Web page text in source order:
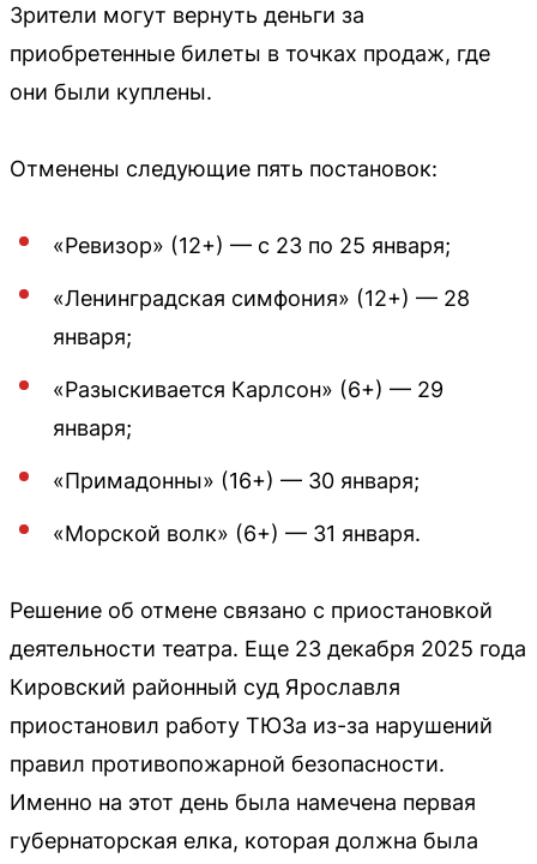
Зрители могут вернуть деньги за
приобретенные билеты в точках продаж, где
они были куплены.
Отменены следующие пять постановок:
«Ревизор» (12+) — с 23 по 25 января;
«Ленинградская симфония» (12+) — 28
января;
«Разыскивается Карлсон» (6+) — 29
января;
«Примадонны» (16+) — 30 января;
«Морской волк» (6+) — 31 января.
Решение об отмене связано с приостановкой
деятельности театра. Еще 23 декабря 2025 года
Кировский районный суд Ярославля
приостановил работу ТЮЗа из-за нарушений
правил противопожарной безопасности.
Именно на этот день была намечена первая
губернаторская елка, которая должна была